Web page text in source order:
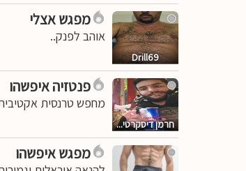
Drill69
מפגש אצלי
אוהב לפנק..
חרמן דיסקרטי...
פנטזיה איפשהו
מחפש טרנסית
מפגש איפשהו